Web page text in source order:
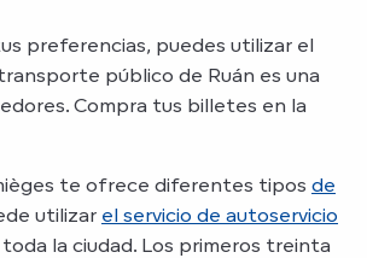
preferencias, puedes utilizar el
público de Ruán es una
Compra tus billetes en la
te ofrece diferentes tipos de
utilizar el servicio de autoservicio
la ciudad. Los primeros treinta